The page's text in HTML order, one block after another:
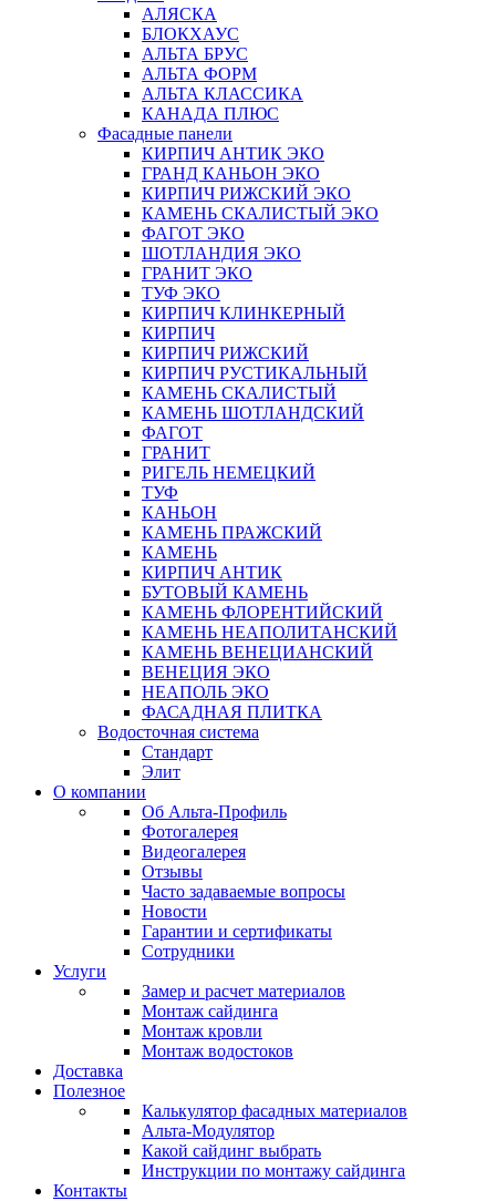
АЛЯСКА
БЛОКХАУС
АЛЬТА БРУС
АЛЬТА ФОРМ
АЛЬТА КЛАССИКА
КАНАДА ПЛЮС
Фасадные панели
КИРПИЧ АНТИК ЭКО
ГРАНД КАНЬОН ЭКО
КИРПИЧ РИЖСКИЙ ЭКО
КАМЕНЬ СКАЛИСТЫЙ ЭКО
ФАГОТ ЭКО
ШОТЛАНДИЯ ЭКО
ГРАНИТ ЭКО
ТУФ ЭКО
КИРПИЧ КЛИНКЕРНЫЙ
КИРПИЧ
КИРПИЧ РИЖСКИЙ
КИРПИЧ РУСТИКАЛЬНЫЙ
КАМЕНЬ СКАЛИСТЫЙ
КАМЕНЬ ШОТЛАНДСКИЙ
ФАГОТ
ГРАНИТ
РИГЕЛЬ НЕМЕЦКИЙ
ТУФ
КАНЬОН
КАМЕНЬ ПРАЖСКИЙ
КАМЕНЬ
КИРПИЧ АНТИК
БУТОВЫЙ КАМЕНЬ
КАМЕНЬ ФЛОРЕНТИЙСКИЙ
КАМЕНЬ НЕАПОЛИТАНСКИЙ
КАМЕНЬ ВЕНЕЦИАНСКИЙ
ВЕНЕЦИЯ ЭКО
НЕАПОЛЬ ЭКО
ФАСАДНАЯ ПЛИТКА
Водосточная система
Стандарт
Элит
О компании
Об Альта-Профиль
Фотогалерея
Видеогалерея
Отзывы
Часто задаваемые вопросы
Новости
Гарантии и сертификаты
Сотрудники
Услуги
Замер и расчет материалов
Монтаж сайдинга
Монтаж кровли
Монтаж водостоков
Доставка
Полезное
Калькулятор фасадных материалов
Альта-Модулятор
Какой сайдинг выбрать
Инструкции по монтажу сайдинга
Контакты